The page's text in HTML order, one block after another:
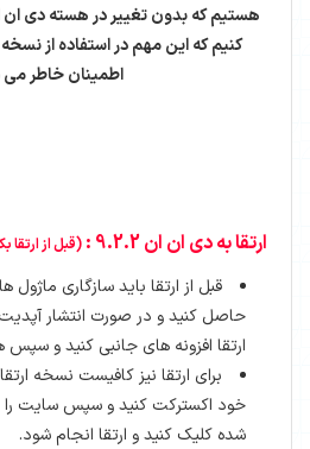
هستیم که بدون تغییر در هسته دی ان
کنیم که این مهم در استفاده از
اطمینان خاطر
ارتقا به دی ان ان 9.2.2 : (قبل از ارتقا
حاصل کنید و در صورت انتشار آپدیت
ارتقا افزونه های جانبی کنید و سپس
برای ارتقا نیز کافیست نسخه
خود اکسترکت کنید و سپس سایت را
شده کلیک کنید و ارتقا انجام شود.